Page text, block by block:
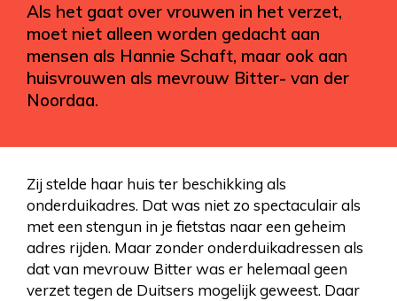
Als het gaat over vrouwen in het verzet,
moet niet alleen worden gedacht aan
mensen als Hannie Schaft, maar ook aan
huisvrouwen als mevrouw Bitter- van der
Noordaa.
Zij stelde haar huis ter beschikking als
onderduikadres. Dat was niet zo spectaculair als
met een stengun in je fietstas naar een geheim
adres rijden. Maar zonder onderduikadressen als
dat van mevrouw Bitter was er helemaal geen
verzet tegen de Duitsers mogelijk geweest. Daar